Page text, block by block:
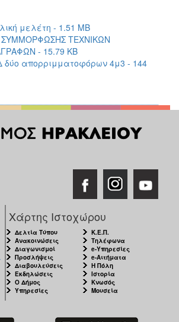
μελέτη - 1.51 MB
ΤΕΧΝΙΚΩΝ
- 15.79 KB
δύο απορριμματοφόρων 4μ3 - 144
Χάρτης Ιστοχώρου
Δελτία Τύπου
Ανακοινώσεις
Διαγωνισμοί
Προσλήψεις
Διαβουλεύσεις
Εκδηλώσεις
Ο Δήμος
Υπηρεσίες
Κ.Ε.Π.
Τηλέφωνα
e-Υπηρεσίες
e-Αιτήματα
Η Πόλη
Ιστορία
Κνωσός
Μουσεία